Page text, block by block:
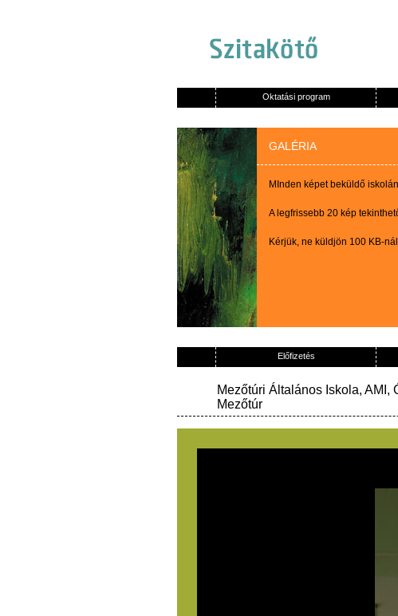
Oktatási program
GALÉRIA
MInden képet beküldő
A legfrissebb 20 kép
Kérjük, ne küldjön 100 KB-
Előfizetés
Mezőtúri Általános Iskola,
Mezőtúr